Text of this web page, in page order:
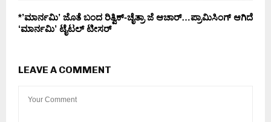
*’ಮಾರ್ನಮಿ’ ಜೊತೆ ಬಂದ ರಿತ್ವಿಕ್-ಚೈತ್ರಾ ಜೆ ಆಚಾರ್…ಪ್ರಾಮಿಸಿಂಗ್ ಆಗಿದೆ
‘ಮಾರ್ನಮಿ’ ಟೈಟಲ್ ಟೀಸರ್
LEAVE A COMMENT